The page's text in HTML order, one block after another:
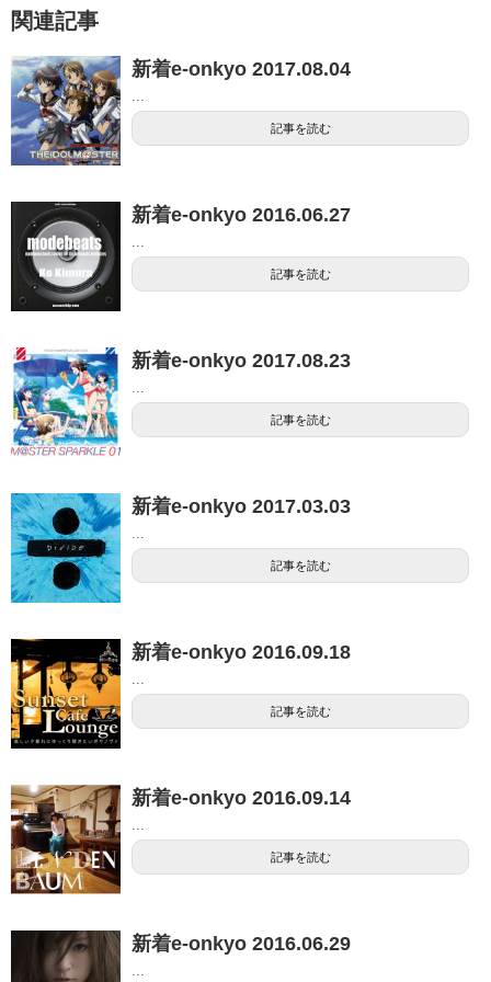
関連記事
新着e-onkyo 2017.08.04
記事を読む
新着e-onkyo 2016.06.27
記事を読む
新着e-onkyo 2017.08.23
記事を読む
新着e-onkyo 2017.03.03
記事を読む
新着e-onkyo 2016.09.18
記事を読む
新着e-onkyo 2016.09.14
記事を読む
新着e-onkyo 2016.06.29